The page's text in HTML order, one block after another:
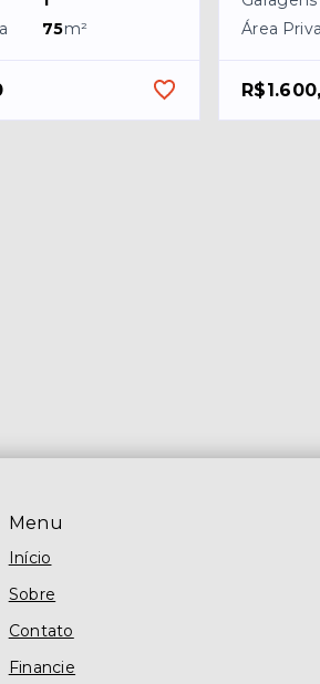
75m²
Área
Menu
Início
Sobre
Contato
Financie